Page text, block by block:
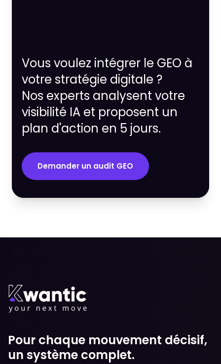
Vous voulez intégrer le GEO à
votre stratégie digitale ?
Nos experts analysent votre
visibilité IA et proposent un
plan d'action en 5 jours.
Demander un audit GEO
Pour chaque mouvement décisif,
un système complet.